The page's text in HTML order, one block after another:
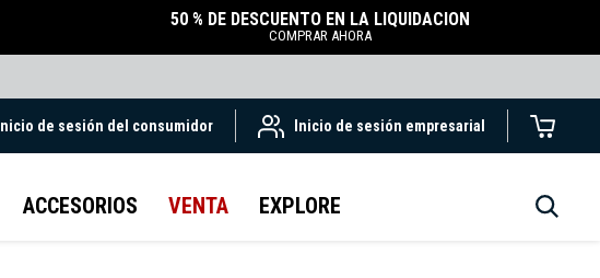
50 % DE DESCUENTO EN LA LIQUIDACIÓN
COMPRAR AHORA
Inicio de sesión del consumidor Inicio de sesión empresarial
ACCESORIOS VENTA EXPLORE